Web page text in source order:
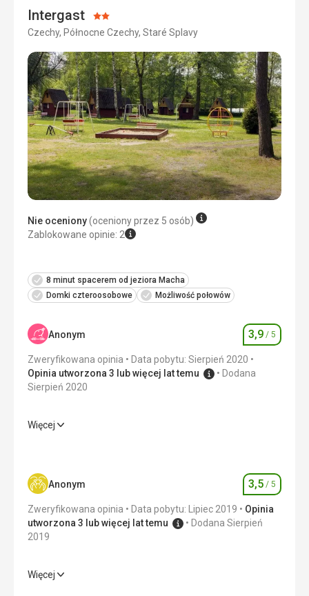
Usługi
Cena 1,0/ 5
Plaża
Zapłaciłem od razu w hotelu, ale było super.
Wyżywienie
Monotonne śniadanie.
Zakwaterowanie
Pokoje są świetne,
Ta recenzja została automatycznie przetłumaczona za
pomocą Google Translate
Intergast Ocena:
2/5
Czechy, Północne Czechy, Staré Splavy
Nie oceniony(oceniony przez 5 osób)
Zablokowane opinie: 2
8 minut spacerem od jeziora Macha
Domki czteroosobowe
Możliwość połowów
Anonym Ocena
3,9 / 5
Zweryfikowana opinia
Data pobytu: Sierpień 2020
Opinia utworzona 3 lub więcej lat temu
Dodana
Sierpień 2020
Okolica 5,0/ 5
Usługi 1,0
Więcej
Anonym Ocena
3,5 / 5
Zweryfikowana opinia Data pobytu: Lipiec 2019
Opinia
utworzona 3 lub więcej lat temu
Dodana Sierpień
2019
Więcej